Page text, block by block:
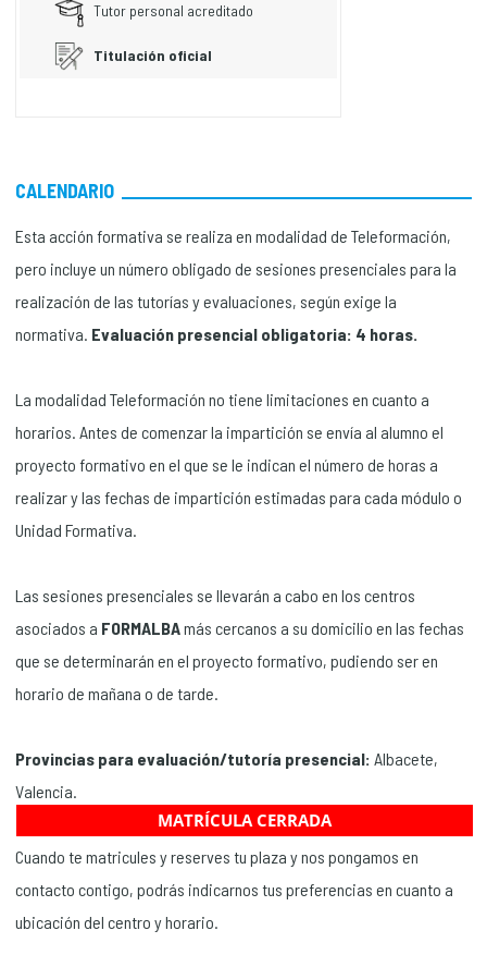
CALENDARIO
Esta acción formativa se realiza en modalidad de Teleformación,
pero incluye un número obligado de sesiones presenciales para la
realización de las tutorías y evaluaciones, según exige la
normativa. Evaluación presencial obligatoria: 4 horas.
La modalidad Teleformación no tiene limitaciones en cuanto a
horarios. Antes de comenzar la impartición se envía al alumno el
proyecto formativo en el que se le indican el número de horas a
realizar y las fechas de impartición estimadas para cada módulo o
Unidad Formativa.
Las sesiones presenciales se llevarán a cabo en los centros
asociados a FORMALBAmás cercanos a su domicilio en las fechas
que se determinarán en el proyecto formativo, pudiendo ser en
horario de mañana o de tarde.
Provincias para evaluación/tutoría presencial: Albacete,
Valencia.
Cuando te matricules y reserves tu plaza y nos pongamos en
contacto contigo, podrás indicarnos tus preferencias en cuanto a
ubicación del centro y horario.
MATRÍCULA CERRADA
Tutor personal acreditado
Titulación oficial